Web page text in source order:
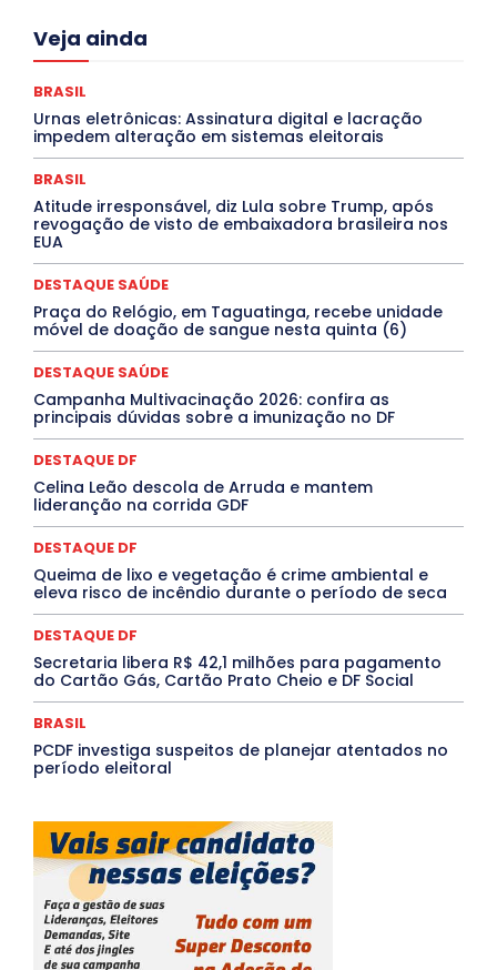
Veja ainda
Acre
Congressuanas & Esplanadumas
Covid-19
Crônica Política Crônicas
CULTURA
Cultura e Tal
DANÇA Dengue
Denuncia
DESTAQUE BRASIL
DESTAQUE DF
DESTAQUE SAÚDE
DESTAQUES OUTROS
ELEIÇÕES
EMPREGO E OPORTUNIDADES
ENTORNO
Especial
Espírito Santo ESPORTE
ESTÁGIO
Febre Oropouche
FILMES
Goiás
INTELIGÊNCIA ARTIFICIAL
Jogos Online
JUDICIÁRIO LITERATURA
Maranhão
Marburg
Mato Grosso
Mato Grosso do Sul
MEIO AMBIENTE
Minas Gerais MOBILIDADE
MPOX
MÚSICA
O Plantonista
PROCESSO SELETIVO
PUBLIEDITORIAL
QUALIFICAÇÃO PROFISSIONAL
RESIDÊNCIA
Santa Catarina
Saúde Agora
SEGURANÇA
Soltando o Verbo
TÁ FROID?
TEATRO
Tocantins
Utilidade Pública ZikaVirus
Mais
BRASIL
Urnas eletrônicas: Assinatura digital e lacração
impedem alteração em sistemas eleitorais
BRASIL
Atitude irresponsável, diz Lula sobre Trump, após
revogação de visto de embaixadora brasileira nos
EUA
DESTAQUE SAÚDE
Praça do Relógio, em Taguatinga, recebe unidade
móvel de doação de sangue nesta quinta (6)
DESTAQUE SAÚDE
Campanha Multivacinação 2026: confira as
principais dúvidas sobre a imunização no DF
DESTAQUE DF
Celina Leão descola de Arruda e mantem
lideranção na corrida GDF
DESTAQUE DF
Queima de lixo e vegetação é crime ambiental e
eleva risco de incêndio durante o período de seca
DESTAQUE DF
Secretaria libera R$ 42,1 milhões para pagamento
do Cartão Gás, Cartão Prato Cheio e DF Social
BRASIL
PCDF investiga suspeitos de planejar atentados no
período eleitoral